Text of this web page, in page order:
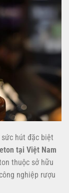
hút đặc biệt
tại Việt Nam
thuộc sở hữu
nghiệp rượu